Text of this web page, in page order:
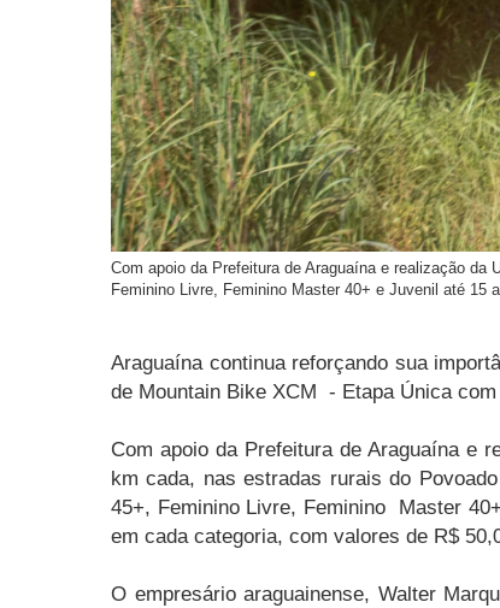
Com apoio da Prefeitura de Araguaína e realização
Feminino Livre, Feminino Master 40+ e Juvenil até 15
Araguaína continua reforçando sua
de Mountain Bike XCM - Etapa Única
Com apoio da Prefeitura de Araguaína e
km cada, nas estradas rurais do
45+, Feminino Livre, Feminino Master
em cada categoria, com valores de R$
O empresário araguainense, Walter